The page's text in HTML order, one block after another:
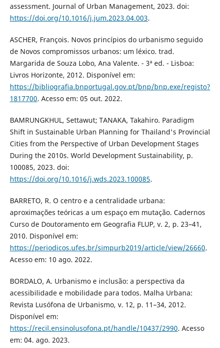
assessment. Journal of Urban Management, 2023. doi:
https://doi.org/10.1016/j.jum.2023.04.003.
ASCHER, François. Novos princípios do urbanismo seguido
de Novos compromissos urbanos: um léxico. trad.
Margarida de Souza Lobo, Ana Valente. - 3ª ed. - Lisboa:
Livros Horizonte, 2012. Disponível em:
https://bibliografia.bnportugal.gov.pt/bnp/bnp.exe/registo?
1817700. Acesso em: 05 out. 2022.
BAMRUNGKHUL, Settawut; TANAKA, Takahiro. Paradigm
Shift in Sustainable Urban Planning for Thailand's Provincial
Cities from the Perspective of Urban Development Stages
During the 2010s. World Development Sustainability, p.
100085, 2023. doi:
https://doi.org/10.1016/j.wds.2023.100085.
BARRETO, R. O centro e a centralidade urbana:
aproximações teóricas a um espaço em mutação. Cadernos
Curso de Doutoramento em Geografia FLUP, v. 2, p. 23–41,
2010. Disponível em:
https://periodicos.ufes.br/simpurb2019/article/view/26660.
Acesso em: 10 ago. 2022.
BORDALO, A. Urbanismo e inclusão: a perspectiva da
acessibilidade e mobilidade para todos. Malha Urbana:
Revista Lusófona de Urbanismo, v. 12, p. 11–34, 2012.
Disponível em:
https://recil.ensinolusofona.pt/handle/10437/2990. Acesso
em: 04. ago. 2023.